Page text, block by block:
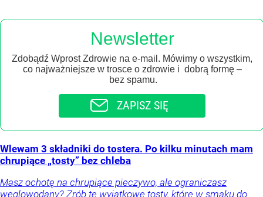
Newsletter
Zdobądź Wprost Zdrowie na e-mail. Mówimy o wszystkim,
co najważniejsze w trosce o zdrowie i dobrą formę –
bez spamu.
ZAPISZ SIĘ
Wlewam 3 składniki do tostera. Po kilku minutach mam
chrupiące „tosty” bez chleba
Masz ochotę na chrupiące pieczywo, ale ograniczasz
węglowodany? Zrób te wyjątkowe tosty, które w smaku do